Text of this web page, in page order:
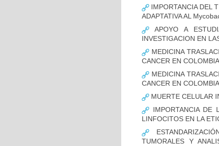
IMPORTANCIA DEL
ADAPTATIVA AL
APOYO A
INVESTIGACION EN
MEDICINA
CANCER EN COLOMBIA
MEDICINA
CANCER EN COLOMBIA
MUERTE CELULAR
IMPORTANCIA DE
LINFOCITOS EN LA
TUMORALES Y